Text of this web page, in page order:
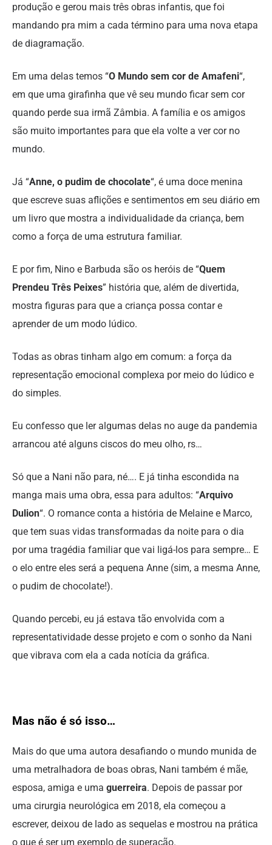
produção e gerou mais três obras infantis, que foi
mandando pra mim a cada término para uma nova etapa
de diagramação.
Em uma delas temos “O Mundo sem cor de Amafeni“,
em que uma girafinha que vê seu mundo ficar sem cor
quando perde sua irmã Zâmbia. A família e os amigos
são muito importantes para que ela volte a ver cor no
mundo.
Já “Anne, o pudim de chocolate“, é uma doce menina
que escreve suas aflições e sentimentos em seu diário em
um livro que mostra a individualidade da criança, bem
como a força de uma estrutura familiar.
E por fim, Nino e Barbuda são os heróis de “Quem
Prendeu Três Peixes” história que, além de divertida,
mostra figuras para que a criança possa contar e
aprender de um modo lúdico.
Todas as obras tinham algo em comum: a força da
representação emocional complexa por meio do lúdico e
do simples.
Eu confesso que ler algumas delas no auge da pandemia
arrancou até alguns ciscos do meu olho, rs…
Só que a Nani não para, né…. E já tinha escondida na
manga mais uma obra, essa para adultos: “Arquivo
Dulion“. O romance conta a história de Melaine e Marco,
que tem suas vidas transformadas da noite para o dia
por uma tragédia familiar que vai ligá-los para sempre… E
o elo entre eles será a pequena Anne (sim, a mesma Anne,
o pudim de chocolate!).
Quando percebi, eu já estava tão envolvida com a
representatividade desse projeto e com o sonho da Nani
que vibrava com ela a cada notícia da gráfica.
Mas não é só isso…
Mais do que uma autora desafiando o mundo munida de
uma metralhadora de boas obras, Nani também é mãe,
esposa, amiga e uma guerreira. Depois de passar por
uma cirurgia neurológica em 2018, ela começou a
escrever, deixou de lado as sequelas e mostrou na prática
o que é ser um exemplo de superação.